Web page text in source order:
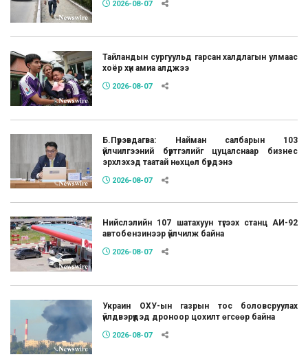
2026-08-07
Тайландын сургуульд гарсан халдлагын улмаас
хоёр хүн амиа алджээ
2026-08-07
Б.Пүрэвдагва: Найман салбарын 103
үйлчилгээний бүртгэлийг цуцалснаар бизнес
эрхлэхэд таатай нөхцөл бүрдэнэ
2026-08-07
Нийслэлийн 107 шатахуун түгээх станц АИ-92
автобензинээр үйлчилж байна
2026-08-07
Украин ОХУ-ын газрын тос боловсруулах
үйлдвэрүүдэд дроноор цохилт өгсөөр байна
2026-08-07